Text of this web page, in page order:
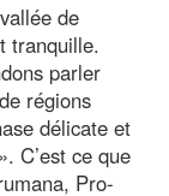
de
tranquille.
parler
régions
délicate et
C’est ce que
Pro-